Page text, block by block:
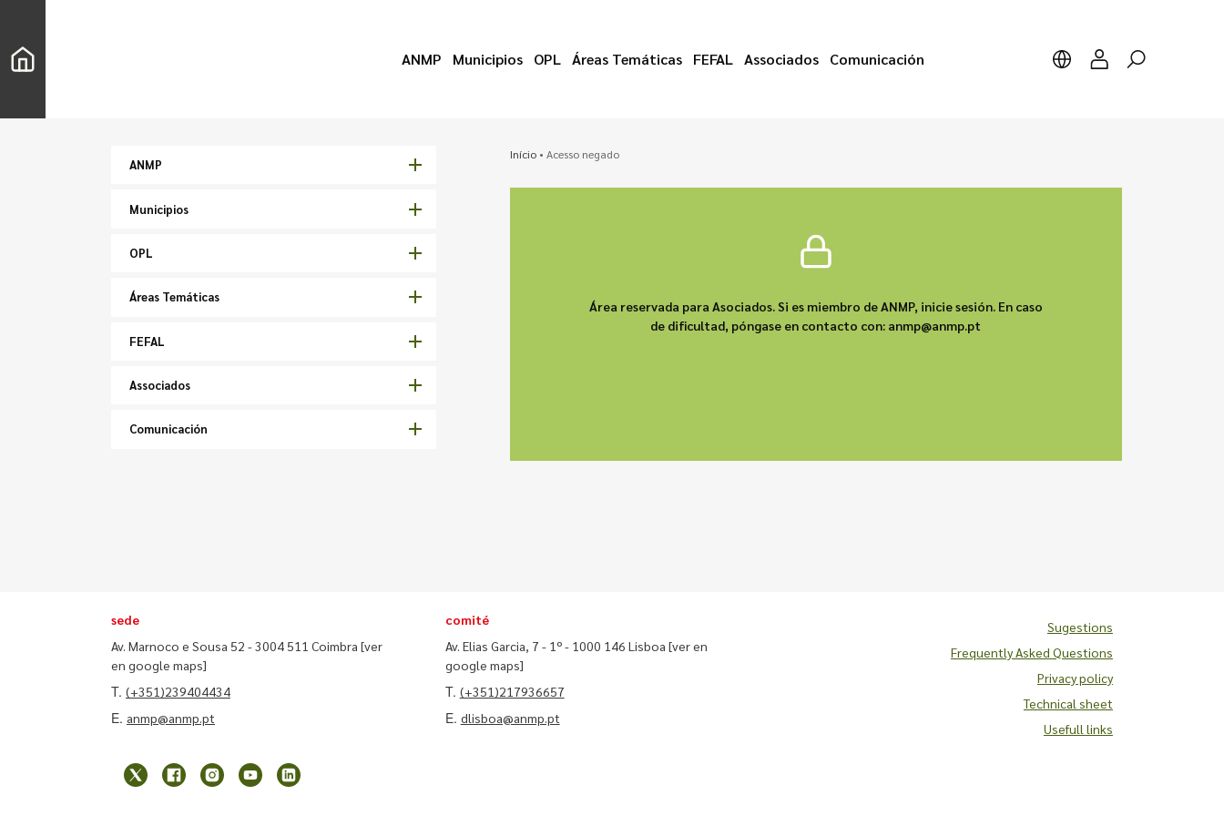
ANMP Municipios OPL Áreas Temáticas FEFAL Associados Comunicación
ANMP
Municipios
OPL
Áreas Temáticas
FEFAL
Associados
Comunicación
Início• Acesso negado
Área reservada para Asociados. Si es miembro de ANMP, inicie sesión. En caso
de dificultad, póngase en contacto con: anmp@anmp.pt
sede
Av. Marnoco e Sousa 52 - 3004 511 Coimbra [ver
en google maps]
T. (+351)239404434
E. anmp@anmp.pt
comité
Av. Elias Garcia, 7 - 1º - 1000 146 Lisboa [ver en
google maps]
T. (+351)217936657
E. dlisboa@anmp.pt
Sugestions
Frequently Asked Questions
Privacy policy
Technical sheet
Usefull links